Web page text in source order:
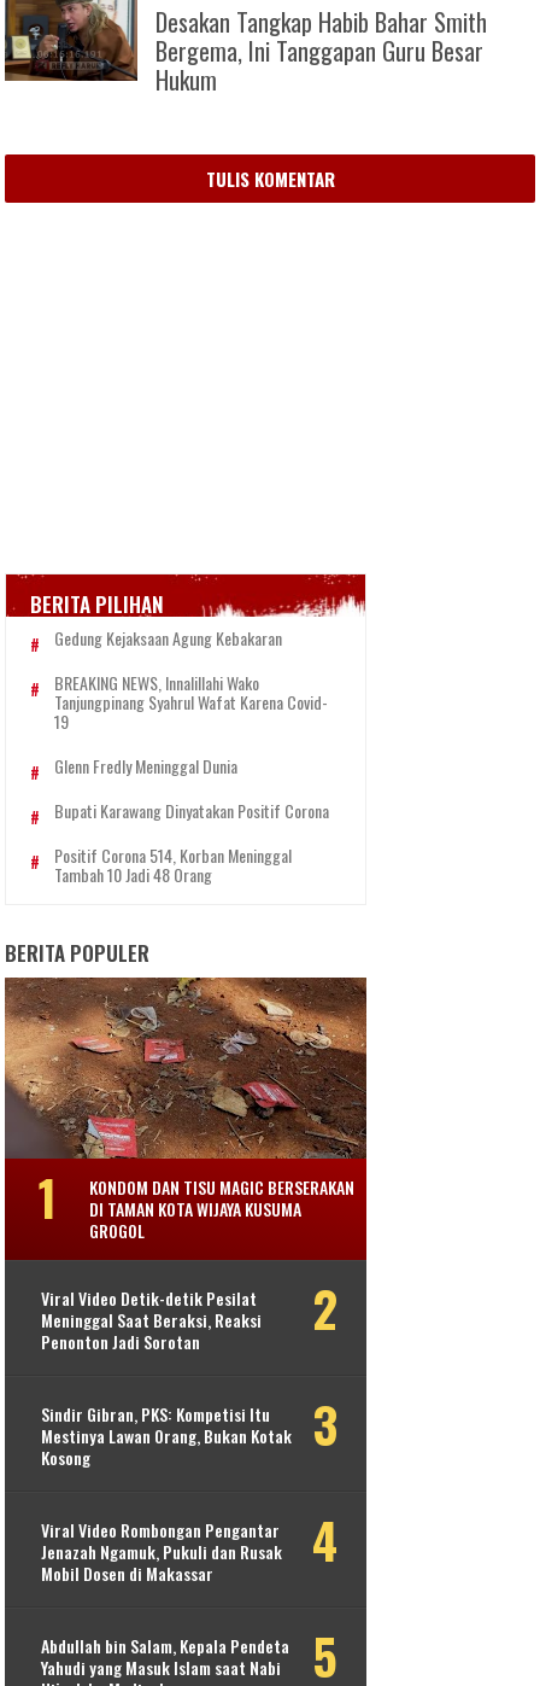
Desakan Tangkap Habib Bahar Smith
Bergema, Ini Tanggapan Guru Besar
Hukum
TULIS KOMENTAR
BERITA PILIHAN
Gedung Kejaksaan Agung Kebakaran
BREAKING NEWS, Innalillahi Wako
Tanjungpinang Syahrul Wafat Karena Covid-
19
Glenn Fredly Meninggal Dunia
Bupati Karawang Dinyatakan Positif Corona
Positif Corona 514, Korban Meninggal
Tambah 10 Jadi 48 Orang
BERITA POPULER
KONDOM DAN TISU MAGIC BERSERAKAN
DI TAMAN KOTA WIJAYA KUSUMA
GROGOL
Viral Video Detik-detik Pesilat
Meninggal Saat Beraksi, Reaksi
Penonton Jadi Sorotan
Sindir Gibran, PKS: Kompetisi Itu
Mestinya Lawan Orang, Bukan Kotak
Kosong
Viral Video Rombongan Pengantar
Jenazah Ngamuk, Pukuli dan Rusak
Mobil Dosen di Makassar
Abdullah bin Salam, Kepala Pendeta
Yahudi yang Masuk Islam saat Nabi